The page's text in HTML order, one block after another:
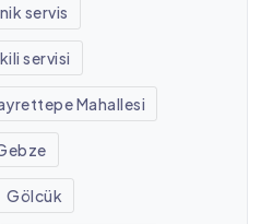
servis
servisi
Mahallesi
Gölcük